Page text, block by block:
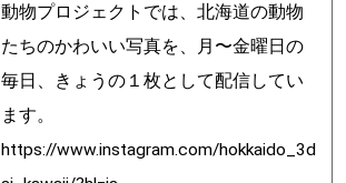
動物プロジェクトでは、北海道の動物
たちのかわいい写真を、月〜金曜日の
毎日、きょうの１枚として配信してい
ます。
https://www.instagram.com/hokkaido_3d